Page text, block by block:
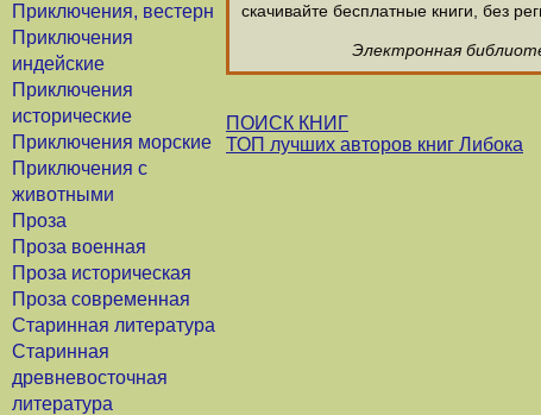
Приключения, вестерн
Приключения
индейские
Приключения
исторические
Приключения морские
Приключения с
животными
Проза
Проза военная
Проза историческая
Проза современная
Старинная литература
Старинная
древневосточная
литература
скачивайте бесплатные книги, без
Электронная
ПОИСК КНИГ
ТОП лучших авторов книг Либока